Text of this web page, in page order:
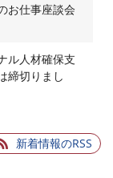
お仕事座談会
ル人材確保支
締切りまし
新着情報のRSS